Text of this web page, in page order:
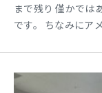
まで残り 僅かでは
です。 ちなみにア
いますが 1～2年生